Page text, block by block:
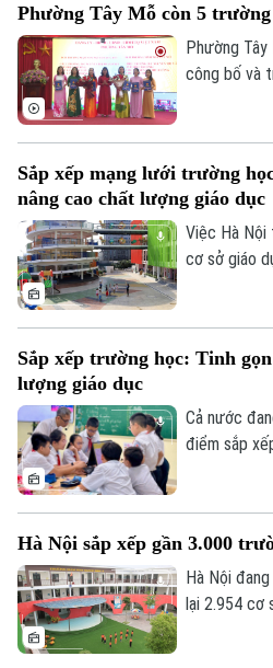
Chuyên mục
Hà Nội
Chính trị
Hà Nội
Nhịp sống Hà Nội
Thế giới
Phường Tây Mỗ còn 5 trường
Phường
công bố và
Sắp xếp mạng lưới trường
nâng cao chất lượng giáo dục
Việc Hà Nội
cơ sở giáo
chất lượng
Sắp xếp trường học: Tinh
lượng giáo dục
Cả nước
điểm sắp
cơ sở, với
nhưng
không làm
Hà Nội sắp xếp gần 3.000
Hà Nội
lại 2.954 cơ